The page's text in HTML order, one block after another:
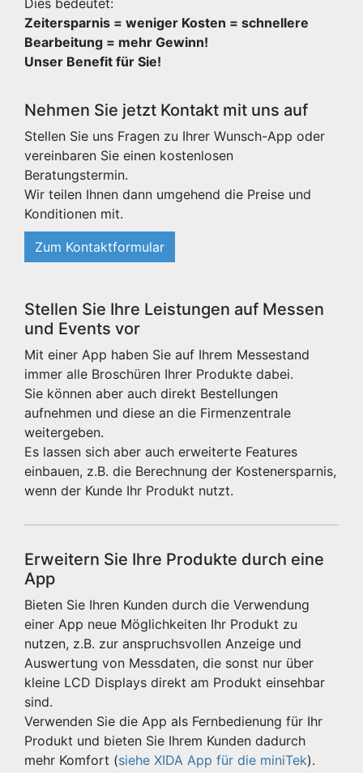
Dies bedeutet:
Zeitersparnis = weniger Kosten = schnellere
Bearbeitung = mehr Gewinn!
Unser Benefit für Sie!
Nehmen Sie jetzt Kontakt mit uns auf
Stellen Sie uns Fragen zu Ihrer Wunsch-App oder
vereinbaren Sie einen kostenlosen
Beratungstermin.
Wir teilen Ihnen dann umgehend die Preise und
Konditionen mit.
Zum Kontaktformular
Stellen Sie Ihre Leistungen auf Messen
und Events vor
Mit einer App haben Sie auf Ihrem Messestand
immer alle Broschüren Ihrer Produkte dabei.
Sie können aber auch direkt Bestellungen
aufnehmen und diese an die Firmenzentrale
weitergeben.
Es lassen sich aber auch erweiterte Features
einbauen, z.B. die Berechnung der Kostenersparnis,
wenn der Kunde Ihr Produkt nutzt.
Erweitern Sie Ihre Produkte durch eine
App
Bieten Sie Ihren Kunden durch die Verwendung
einer App neue Möglichkeiten Ihr Produkt zu
nutzen, z.B. zur anspruchsvollen Anzeige und
Auswertung von Messdaten, die sonst nur über
kleine LCD Displays direkt am Produkt einsehbar
sind.
Verwenden Sie die App als Fernbedienung für Ihr
Produkt und bieten Sie Ihrem Kunden dadurch
mehr Komfort (siehe XIDA App für die miniTek).